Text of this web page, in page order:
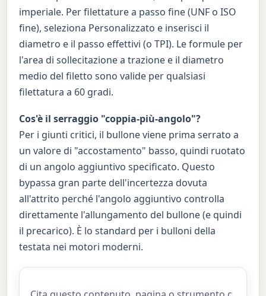
imperiale. Per filettature a passo fine (UNF o ISO
fine), seleziona Personalizzato e inserisci il
diametro e il passo effettivi (o TPI). Le formule per
l'area di sollecitazione a trazione e il diametro
medio del filetto sono valide per qualsiasi
filettatura a 60 gradi.
Cos'è il serraggio "coppia-più-angolo"?
Per i giunti critici, il bullone viene prima serrato a
un valore di "accostamento" basso, quindi ruotato
di un angolo aggiuntivo specificato. Questo
bypassa gran parte dell'incertezza dovuta
all'attrito perché l'angolo aggiuntivo controlla
direttamente l'allungamento del bullone (e quindi
il precarico). È lo standard per i bulloni della
testata nei motori moderni.